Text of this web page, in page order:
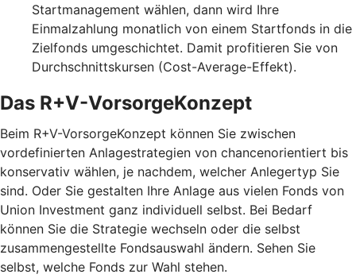
Startmanagement wählen, dann wird Ihre
Einmalzahlung monatlich von einem Startfonds in die
Zielfonds umgeschichtet. Damit profitieren Sie von
Durchschnittskursen (Cost-Average-Effekt).
Das R+V-VorsorgeKonzept
Beim R+V-VorsorgeKonzept können Sie zwischen
vordefinierten Anlagestrategien von chancenorientiert bis
konservativ wählen, je nachdem, welcher Anlegertyp Sie
sind. Oder Sie gestalten Ihre Anlage aus vielen Fonds von
Union Investment ganz individuell selbst. Bei Bedarf
können Sie die Strategie wechseln oder die selbst
zusammengestellte Fondsauswahl ändern. Sehen Sie
selbst, welche Fonds zur Wahl stehen.